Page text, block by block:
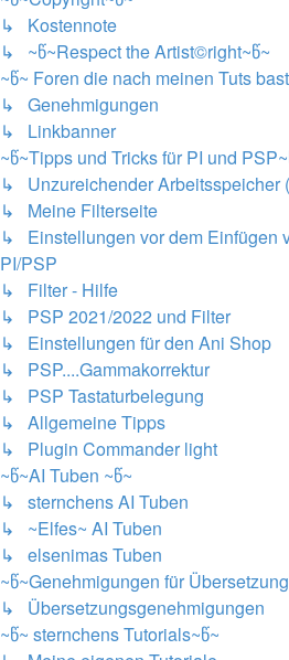
↳ Kostennote
↳ ~წ~Respect the Artist©right~წ~
~წ~ Foren die nach meinen Tuts
↳ Genehmigungen
↳ Linkbanner
~წ~Tipps und Tricks für PI und
↳ Unzureichender Arbeitsspeicher
↳ Meine Filterseite
↳ Einstellungen vor dem Einfügen
PI/PSP
↳ Filter - Hilfe
↳ PSP 2021/2022 und Filter
↳ Einstellungen für den Ani Shop
↳ PSP....Gammakorrektur
↳ PSP Tastaturbelegung
↳ Allgemeine Tipps
↳ Plugin Commander light
~წ~AI Tuben ~წ~
↳ sternchens AI Tuben
↳ ~Elfes~ AI Tuben
↳ elsenimas Tuben
~წ~Genehmigungen für
↳ Übersetzungsgenehmigungen
~წ~ sternchens Tutorials~წ~